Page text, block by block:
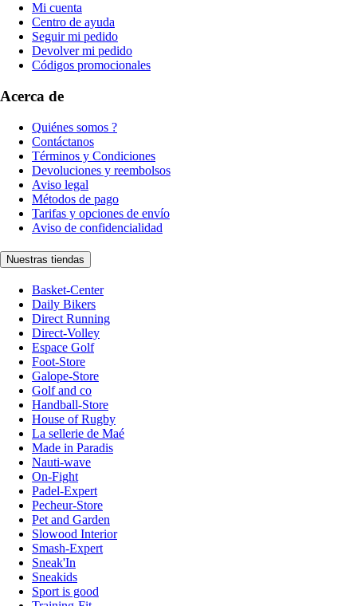
Mi cuenta
Centro de ayuda
Seguir mi pedido
Devolver mi pedido
Códigos promocionales
Acerca de
Quiénes somos ?
Contáctanos
Términos y Condiciones
Devoluciones y reembolsos
Aviso legal
Métodos de pago
Tarifas y opciones de envío
Aviso de confidencialidad
Nuestras tiendas
Basket-Center
Daily Bikers
Direct Running
Direct-Volley
Espace Golf
Foot-Store
Galope-Store
Golf and co
Handball-Store
House of Rugby
La sellerie de Maé
Made in Paradis
Nauti-wave
On-Fight
Padel-Expert
Pecheur-Store
Pet and Garden
Slowood Interior
Smash-Expert
Sneak'In
Sneakids
Sport is good